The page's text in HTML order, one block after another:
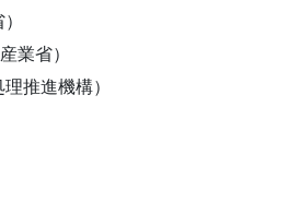
業省）
推進機構）